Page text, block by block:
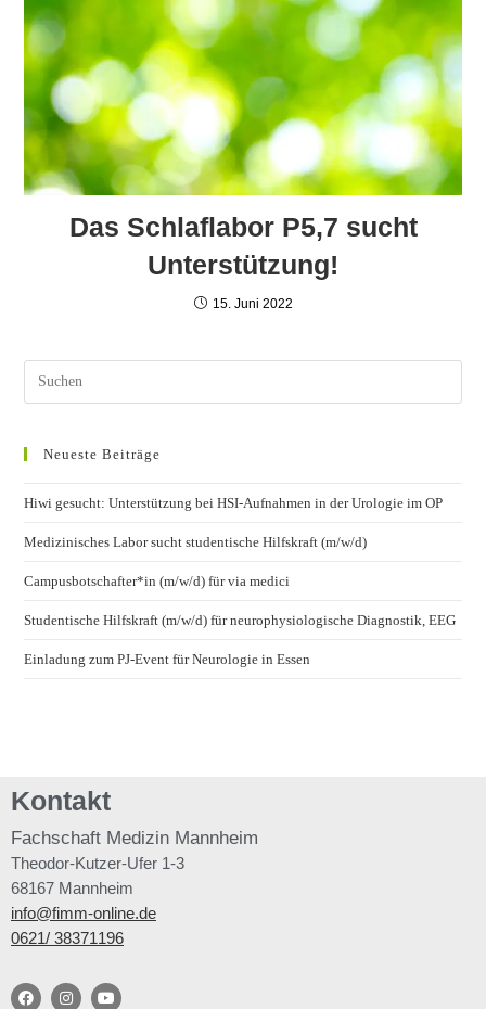
Das Schlaflabor P5,7 sucht
Unterstützung!
15. Juni 2022
Neueste Beiträge
Hiwi gesucht: Unterstützung bei HSI-Aufnahmen in der Urologie im OP
Medizinisches Labor sucht studentische Hilfskraft (m/w/d)
Campusbotschafter*in (m/w/d) für via medici
Studentische Hilfskraft (m/w/d) für neurophysiologische Diagnostik, EEG
Einladung zum PJ-Event für Neurologie in Essen
Kontakt
Fachschaft Medizin Mannheim
Theodor-Kutzer-Ufer 1-3
68167 Mannheim
info@fimm-online.de
0621/ 38371196